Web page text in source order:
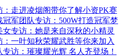
：走进凌烟阁带你了解小资PK赛
冠军团队专访：500W打造冠军梦
女专访：她是来自深秋的小精灵
：一叶知秋荣耀武胜等你来加入
专访：璀璨耀光辉 名人齐登场！